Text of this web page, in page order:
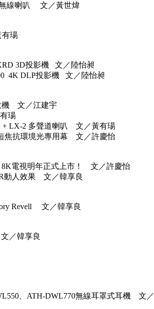
無線喇叭 文／黃世煒
有瑒
3D投影機 文／陸怡昶
4K DLP投影機 文／陸怡昶
機 文／江建宇
瑒
+ LX-2 多聲道喇叭 文／黃有瑒
焦抗環境光專用幕 文／許慶怡
8K電視明年正式上市！ 文／許慶怡
動人效果 文／韓享良
Revell 文／韓享良
／韓享良
、ATH-DWL770無線耳罩式耳機 文／